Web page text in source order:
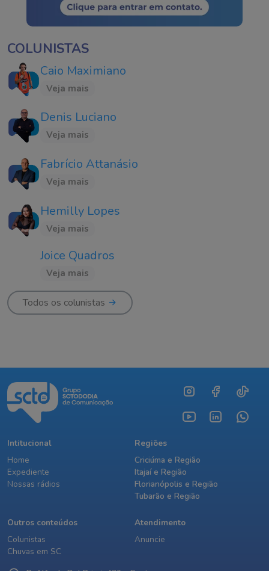
COLUNISTAS
Caio Maximiano
Veja mais
Denis Luciano
Veja mais
Fabrício Attanásio
Veja mais
Hemilly Lopes
Veja mais
Joice Quadros
Veja mais
Todos os colunistas
Intitucional
Home
Expediente
Nossas rádios
Regiões
Criciúma e Região
Itajaí e Região
Florianópolis e Região
Tubarão e Região
Outros conteúdos
Colunistas
Chuvas em SC
Atendimento
Anuncie